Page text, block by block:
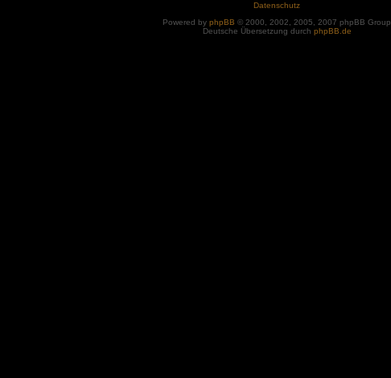
Datenschutz
Powered by phpBB © 2000, 2002, 2005, 2007 phpBB Group
Deutsche Übersetzung durch phpBB.de